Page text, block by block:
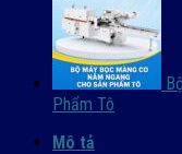
Phẩm Tô
Mô tả